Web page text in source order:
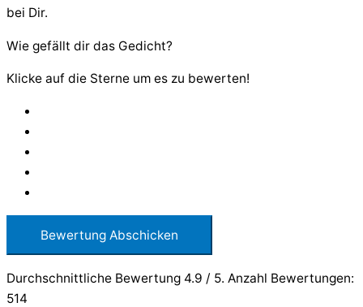
bei Dir.
Wie gefällt dir das Gedicht?
Klicke auf die Sterne um es zu bewerten!
Bewertung Abschicken
Durchschnittliche Bewertung 4.9 / 5. Anzahl Bewertungen:
514